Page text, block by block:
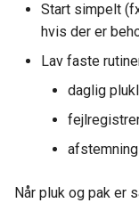
Start simpelt
hvis der er
Lav faste
daglig
Når pluk og pak er